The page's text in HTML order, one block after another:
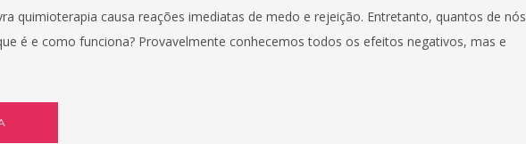
quimioterapia causa reações imediatas de medo e rejeição. Entretanto, quantos de nós
é e como funciona? Provavelmente conhecemos todos os efeitos negativos, mas e